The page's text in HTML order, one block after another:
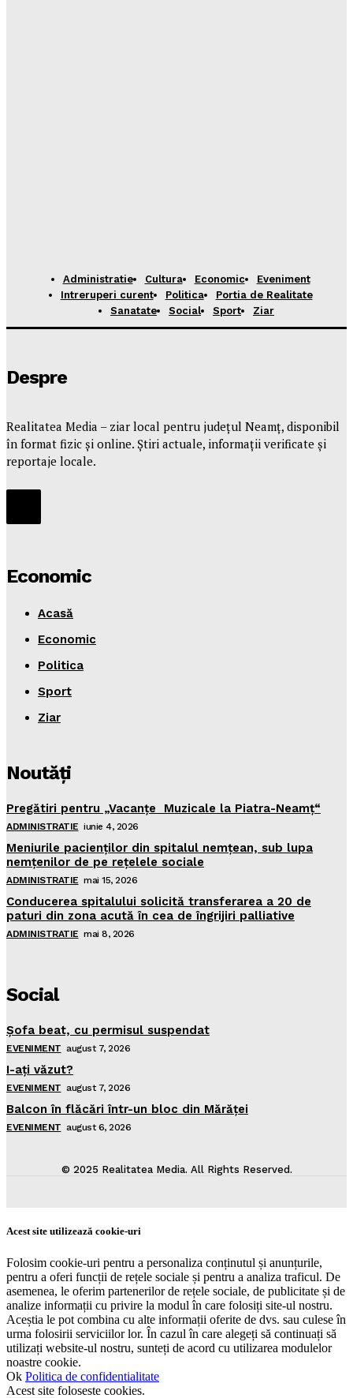
Administratie Cultura Economic
Eveniment
Intreruperi curent
Politica
Portia de Realitate
Sanatate
Social Sport Ziar
Despre
Realitatea Media – ziar local pentru județul Neamț, disponibil
în format fizic și online. Știri actuale, informații verificate și
reportaje locale.
Economic
Acasă
Economic
Politica
Sport
Ziar
Noutăţi
Pregătiri pentru „Vacanţe Muzicale la Piatra-Neamţ“
ADMINISTRATIE iunie 4, 2026
Meniurile pacienţilor din spitalul nemţean, sub lupa
nemţenilor de pe reţelele sociale
ADMINISTRATIE mai 15, 2026
Conducerea spitalului solicită transferarea a 20 de
paturi din zona acută în cea de îngrijiri palliative
ADMINISTRATIE mai 8, 2026
Social
Şofa beat, cu permisul suspendat
EVENIMENT august 7, 2026
I-aţi văzut?
EVENIMENT august 7, 2026
Balcon în flăcări într-un bloc din Mărăţei
EVENIMENT august 6, 2026
© 2025 Realitatea Media. All Rights Reserved.
Acest site utilizează cookie-uri
Folosim cookie-uri pentru a personaliza conținutul și anunțurile,
pentru a oferi funcții de rețele sociale și pentru a analiza traficul. De
asemenea, le oferim partenerilor de rețele sociale, de publicitate și de
analize informații cu privire la modul în care folosiți site-ul nostru.
Aceștia le pot combina cu alte informații oferite de dvs. sau culese în
urma folosirii serviciilor lor. În cazul în care alegeți să continuați să
utilizați website-ul nostru, sunteți de acord cu utilizarea modulelor
noastre cookie.
Ok Politica de confidentialitate
Acest site foloseste cookies.